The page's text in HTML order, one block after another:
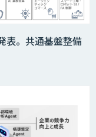
表。共通基盤整備